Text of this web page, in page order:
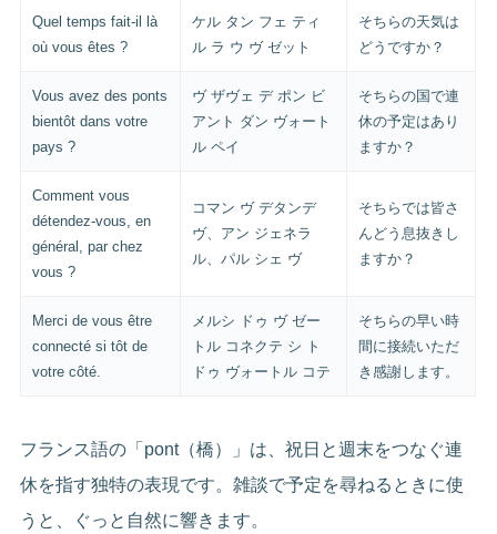
Quel temps fait-il là
où vous êtes ?
ケル タン フェ ティ
ル ラ ウ ヴ ゼット
そちらの天気は
どうですか？
Vous avez des ponts
bientôt dans votre
pays ?
ヴ ザヴェ デ ポン ビ
アント ダン ヴォート
ル ペイ
そちらの国で連
休の予定はあり
ますか？
Comment vous
détendez-vous, en
général, par chez
vous ?
コマン ヴ デタンデ
ヴ、アン ジェネラ
ル、パル シェ ヴ
そちらでは皆さ
んどう息抜きし
ますか？
Merci de vous être
connecté si tôt de
votre côté.
メルシ ドゥ ヴ ゼー
トル コネクテ シ ト
ドゥ ヴォートル コテ
そちらの早い時
間に接続いただ
き感謝します。
フランス語の「pont（橋）」は、祝日と週末をつなぐ連
休を指す独特の表現です。雑談で予定を尋ねるときに使
うと、ぐっと自然に響きます。